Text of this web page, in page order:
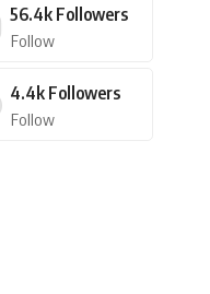
56.4k Followers
Follow
4.4k Followers
Follow